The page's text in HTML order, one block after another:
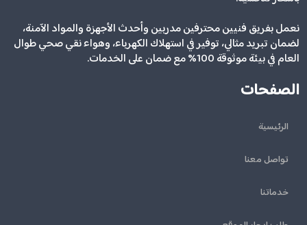
نعمل بفريق فنيين محترفين مدربين وأحدث الأجهزة والمواد الآمنة،
لضمان تبريد مثالي، توفير في استهلاك الكهرباء، وهواء نقي صحي طوال
العام في بيئة موثوقة 100% مع ضمان على الخدمات.
الصفحات
الرئيسية
تواصل معنا
خدماتنا